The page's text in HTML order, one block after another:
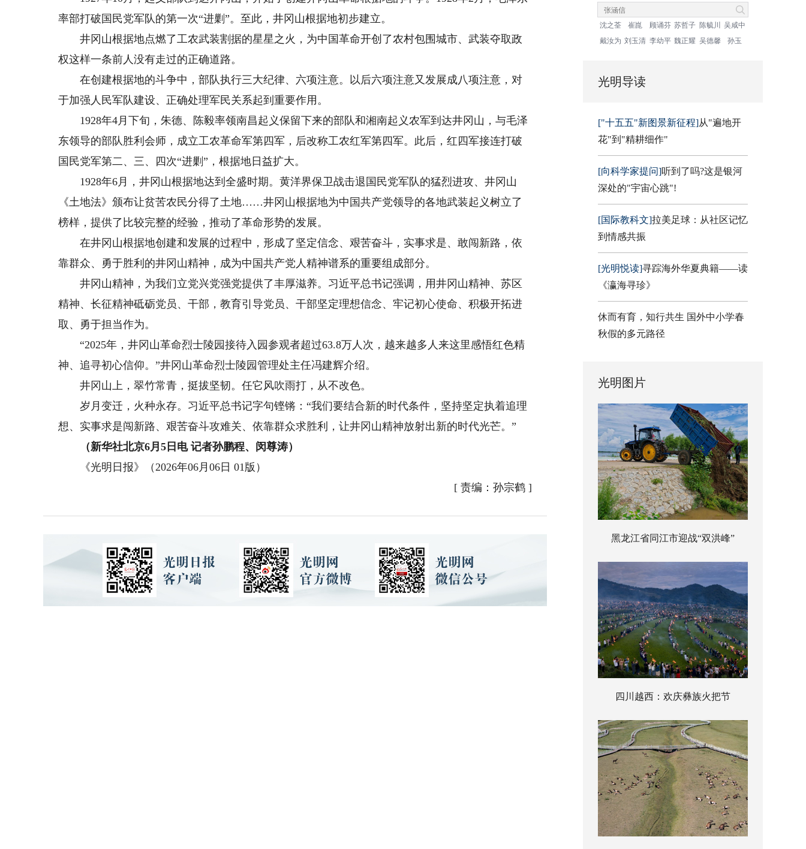
率部打破国民党军队的第一次“进剿”。至此，井冈山根据地初步建立。
井冈山根据地点燃了工农武装割据的星星之火，为中国革命开创了农村包围城市、武装夺取政
权这样一条前人没有走过的正确道路。
在创建根据地的斗争中，部队执行三大纪律、六项注意。以后六项注意又发展成八项注意，对
于加强人民军队建设、正确处理军民关系起到重要作用。
1928年4月下旬，朱德、陈毅率领南昌起义保留下来的部队和湘南起义农军到达井冈山，与毛泽
东领导的部队胜利会师，成立工农革命军第四军，后改称工农红军第四军。此后，红四军接连打破
国民党军第二、三、四次“进剿”，根据地日益扩大。
1928年6月，井冈山根据地达到全盛时期。黄洋界保卫战击退国民党军队的猛烈进攻、井冈山
《土地法》颁布让贫苦农民分得了土地……井冈山根据地为中国共产党领导的各地武装起义树立了
榜样，提供了比较完整的经验，推动了革命形势的发展。
在井冈山根据地创建和发展的过程中，形成了坚定信念、艰苦奋斗，实事求是、敢闯新路，依
靠群众、勇于胜利的井冈山精神，成为中国共产党人精神谱系的重要组成部分。
井冈山精神，为我们立党兴党强党提供了丰厚滋养。习近平总书记强调，用井冈山精神、苏区
精神、长征精神砥砺党员、干部，教育引导党员、干部坚定理想信念、牢记初心使命、积极开拓进
取、勇于担当作为。
“2025年，井冈山革命烈士陵园接待入园参观者超过63.8万人次，越来越多人来这里感悟红色精
神、追寻初心信仰。”井冈山革命烈士陵园管理处主任冯建辉介绍。
井冈山上，翠竹常青，挺拔坚韧。任它风吹雨打，从不改色。
岁月变迁，火种永存。习近平总书记字句铿锵：“我们要结合新的时代条件，坚持坚定执着追理
想、实事求是闯新路、艰苦奋斗攻难关、依靠群众求胜利，让井冈山精神放射出新的时代光芒。”
（新华社北京6月5日电 记者孙鹏程、闵尊涛）
《光明日报》（2026年06月06日 01版）
[ 责编：孙宗鹤]
沈之荃 崔崑 顾诵芬 苏哲子 陈毓川
吴咸中
戴汝为 刘玉清 李幼平 魏正耀 吴德馨 孙玉
光明导读
["十五五"新图景新征程]从"遍地开
花"到"精耕细作"
[向科学家提问]听到了吗?这是银河
深处的"宇宙心跳"!
[国际教科文]拉美足球：从社区记忆
到情感共振
[光明悦读]寻踪海外华夏典籍——读
《瀛海寻珍》
休而有育，知行共生 国外中小学春
秋假的多元路径
光明图片
黑龙江省同江市迎战“双洪峰”
四川越西：欢庆彝族火把节